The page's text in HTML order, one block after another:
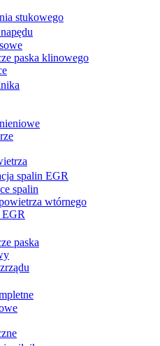
stukowego
paska klinowego
spalin EGR
spalin
wtórnego
paska